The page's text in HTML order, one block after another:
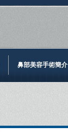
鼻部美容手術簡介